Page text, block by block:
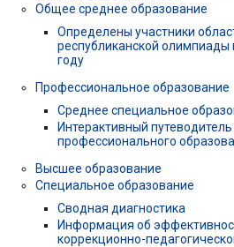
Общее среднее образование
Определены участники
республиканской
году
Профессиональное образование
Среднее специальное
Интерактивный
профессионального
Высшее образование
Специальное образование
Сводная диагностика
Информация об
коррекционно-